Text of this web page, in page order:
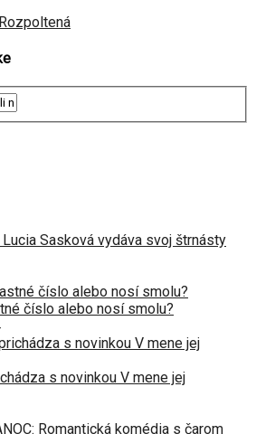
Rozpoltená
Sasková vydáva svoj štrnásty
číslo alebo nosí smolu?
s novinkou V mene jej